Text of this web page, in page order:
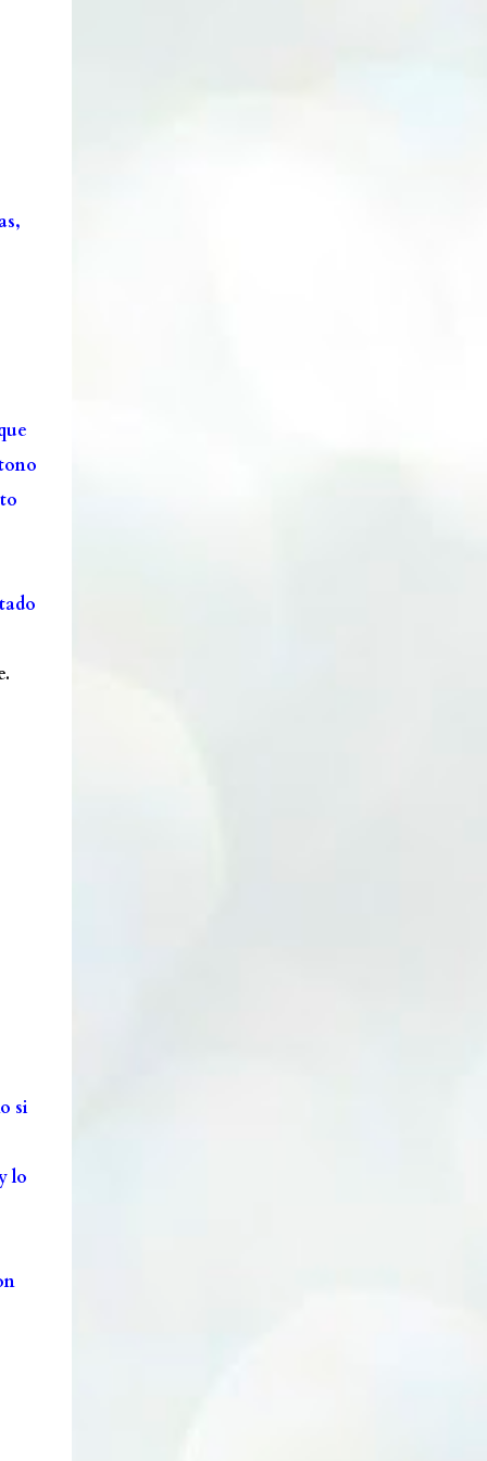
si
lo